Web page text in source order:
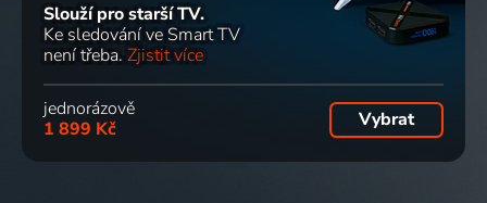
Slouží pro starší TV.
Ke sledování ve Smart TV
není třeba. Zjistit více
jednorázově
1 899 Kč
Vybrat